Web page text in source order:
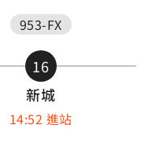
953-FX
16
新城
14:52 進站